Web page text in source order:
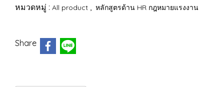
หมวดหมู่ : All product , หลักสูตรด้าน HR กฎหมายแรงงาน
Share